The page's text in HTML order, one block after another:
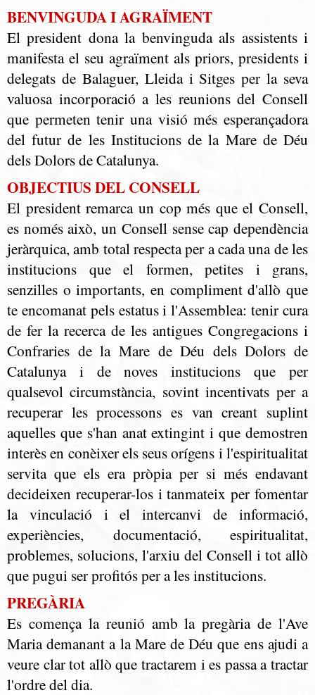
BENVINGUDA I AGRAÏMENT
El president dona la benvinguda als assistents i
manifesta el seu agraïment als priors, presidents i
delegats de Balaguer, Lleida i Sitges per la seva
valuosa incorporació a les reunions del Consell
que permeten tenir una visió més esperançadora
del futur de les Institucions de la Mare de Déu
dels Dolors de Catalunya.
OBJECTIUS DEL CONSELL
El president remarca un cop més que el Consell,
es només això, un Consell sense cap dependència
jeràrquica, amb total respecta per a cada una de les
institucions que el formen, petites i grans,
senzilles o importants, en compliment d'allò que
te encomanat pels estatus i l'Assemblea: tenir cura
de fer la recerca de les antigues Congregacions i
Confraries de la Mare de Déu dels Dolors de
Catalunya i de noves institucions que per
qualsevol circumstància, sovint incentivats per a
recuperar les processons es van creant suplint
aquelles que s'han anat extingint i que demostren
interès en conèixer els seus orígens i l'espiritualitat
servita que els era pròpia per si més endavant
decideixen recuperar-los i tanmateix per fomentar
la vinculació i el intercanvi de informació,
experiències, documentació, espiritualitat,
problemes, solucions, l'arxiu del Consell i tot allò
que pugui ser profitós per a les institucions.
PREGÀRIA
Es comença la reunió amb la pregària de l'Ave
Maria demanant a la Mare de Déu que ens ajudi a
veure clar tot allò que tractarem i es passa a tractar
l'ordre del dia.